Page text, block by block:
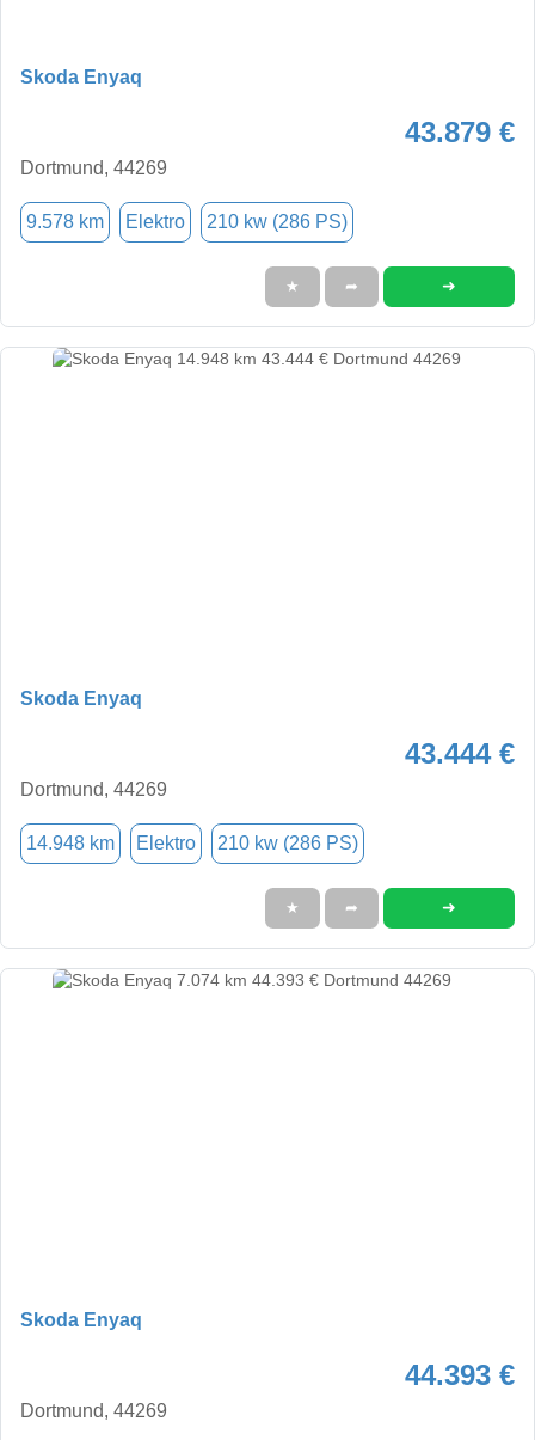
Skoda Enyaq
43.879 €
Dortmund, 44269
9.578 km Elektro 210 kw (286 PS)
★ ➦ ➜
Skoda Enyaq
43.444 €
Dortmund, 44269
14.948 km Elektro 210 kw (286 PS)
★ ➦ ➜
Skoda Enyaq
44.393 €
Dortmund, 44269